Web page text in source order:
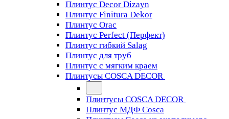
Плинтус Decor Dizayn
Плинтус Finitura Dekor
Плинтус Orac
Плинтус Perfect (Перфект)
Плинтус гибкий Salag
Плинтус для труб
Плинтус с мягким краем
Плинтусы COSCA DECOR
Плинтусы COSCA DECOR
Плинтус МДФ Cosca